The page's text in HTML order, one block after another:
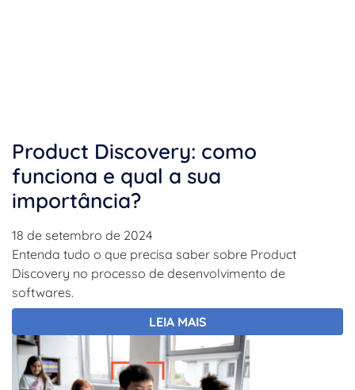
Product Discovery: como
funciona e qual a sua
importância?
18 de setembro de 2024
Entenda tudo o que precisa saber sobre Product
Discovery no processo de desenvolvimento de
softwares.
LEIA MAIS